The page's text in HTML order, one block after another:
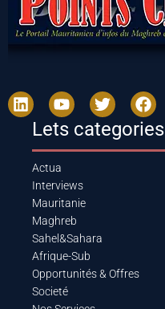
Lets categories
Actua
Interviews
Mauritanie
Maghreb
Sahel&Sahara
Afrique-Sub
Opportunités & Offres
Societé